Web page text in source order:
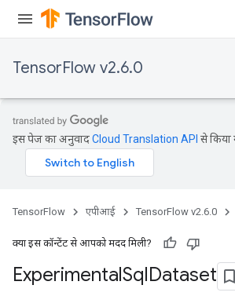
TensorFlow v2.6.0
इस पेज का अनुवादCloud Translation API से किया
TensorFlow एपीआई TensorFlow v2.6.0
क्या इस कॉन्टेंट से आपको मदद मिली?
ExperimentalSqlDataset